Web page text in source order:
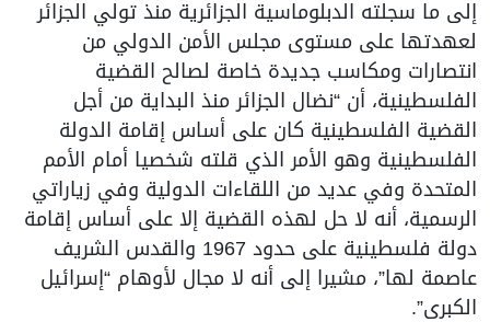
إلى ما سجلته الدبلوماسية الجزائرية منذ تولي الجزائر
لعهدتها على مستوى مجلس الأمن الدولي من
انتصارات ومكاسب جديدة خاصة لصالح القضية
الفلسطينية، أن “نضال الجزائر منذ البداية من أجل
القضية الفلسطينية كان على أساس إقامة الدولة
الفلسطينية وهو الأمر الذي قلته شخصيا أمام الأمم
المتحدة وفي عديد من اللقاءات الدولية وفي زياراتي
الرسمية، أنه لا حل لهذه القضية إلا على أساس إقامة
دولة فلسطينية على حدود 1967 والقدس الشريف
عاصمة لها”، مشيرا إلى أنه لا مجال لأوهام “إسرائيل
الكبرى”.